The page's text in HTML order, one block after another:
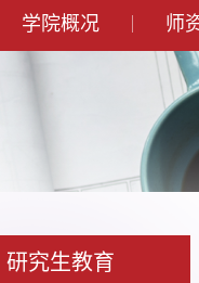
学院概况 师
研究生教育